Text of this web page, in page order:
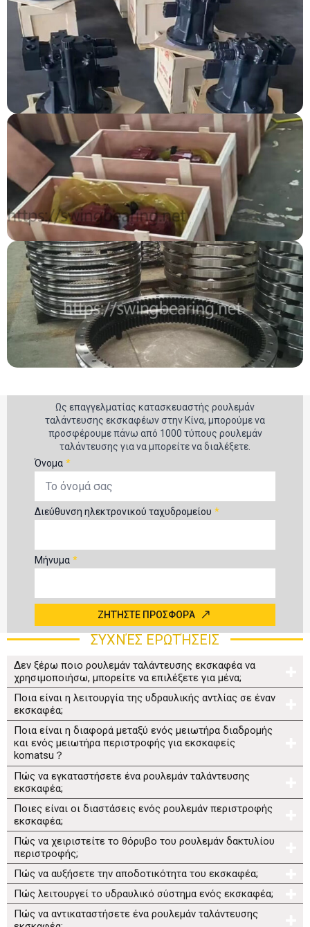
Ως επαγγελματίας κατασκευαστής ρουλεμάν
ταλάντευσης εκσκαφέων στην Κίνα, μπορούμε να
προσφέρουμε πάνω από 1000 τύπους ρουλεμάν
ταλάντευσης για να μπορείτε να διαλέξετε.
Όνομα *
Διεύθυνση ηλεκτρονικού ταχυδρομείου *
Μήνυμα *
ΖΗΤΉΣΤΕ ΠΡΟΣΦΟΡΆ
ΣΥΧΝΈΣ ΕΡΩΤΉΣΕΙΣ
Δεν ξέρω ποιο ρουλεμάν ταλάντευσης εκσκαφέα να
χρησιμοποιήσω, μπορείτε να επιλέξετε για μένα;
Ποια είναι η λειτουργία της υδραυλικής αντλίας σε έναν
εκσκαφέα;
Ποια είναι η διαφορά μεταξύ ενός μειωτήρα διαδρομής
και ενός μειωτήρα περιστροφής για εκσκαφείς
komatsu？
Πώς να εγκαταστήσετε ένα ρουλεμάν ταλάντευσης
εκσκαφέα;
Ποιες είναι οι διαστάσεις ενός ρουλεμάν περιστροφής
εκσκαφέα;
Πώς να χειριστείτε το θόρυβο του ρουλεμάν δακτυλίου
περιστροφής;
Πώς να αυξήσετε την αποδοτικότητα του εκσκαφέα;
Πώς λειτουργεί το υδραυλικό σύστημα ενός εκσκαφέα;
Πώς να αντικαταστήσετε ένα ρουλεμάν ταλάντευσης